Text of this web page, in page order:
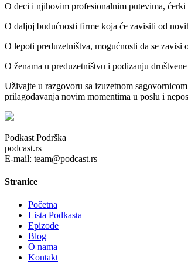
O deci i njihovim profesionalnim putevima,
O daljoj budućnosti firme koja će zavisiti od
O lepoti preduzetništva, mogućnosti da se
O ženama u preduzetništvu i podizanju
Uživajte u razgovoru sa izuzetnom
prilagođavanja novim momentima u poslu i
Podkast Podrška
podcast.rs
E-mail: team@podcast.rs
Stranice
Početna
Lista Podkasta
Epizode
Blog
O nama
Kontakt